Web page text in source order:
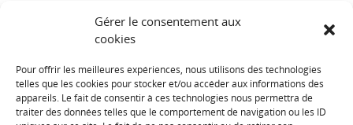
Gérer le consentement aux
cookies
Pour offrir les meilleures expériences, nous utilisons des technologies
telles que les cookies pour stocker et/ou accéder aux informations des
appareils. Le fait de consentir à ces technologies nous permettra de
traiter des données telles que le comportement de navigation ou les ID
Comment contrôler le téléphone de son enfant
Informations diverses :